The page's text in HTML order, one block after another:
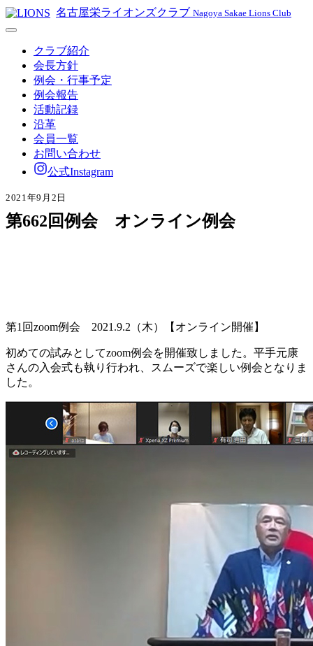
名古屋栄ライオンズクラブ Nagoya Sakae Lions Club
クラブ紹介
会長方針
例会・行事予定
例会報告
活動記録
沿革
会員一覧
お問い合わせ
公式Instagram
2021年9月2日
第662回例会 オンライン例会
第1回zoom例会 2021.9.2（木）【オンライン開催】
初めての試みとしてzoom例会を開催致しました。平手元康
さんの入会式も執り行われ、スムーズで楽しい例会となりま
した。